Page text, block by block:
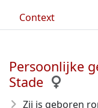
Context
Persoonlijke
Stade
Zij is geboren